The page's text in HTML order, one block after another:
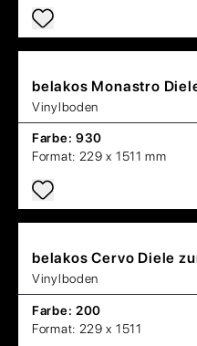
belakos Monastro
Vinylboden
Farbe: 930
Format: 229 x 1511 mm
belakosCervo Diele
Vinylboden
Farbe: 200
Format: 229 x 1511